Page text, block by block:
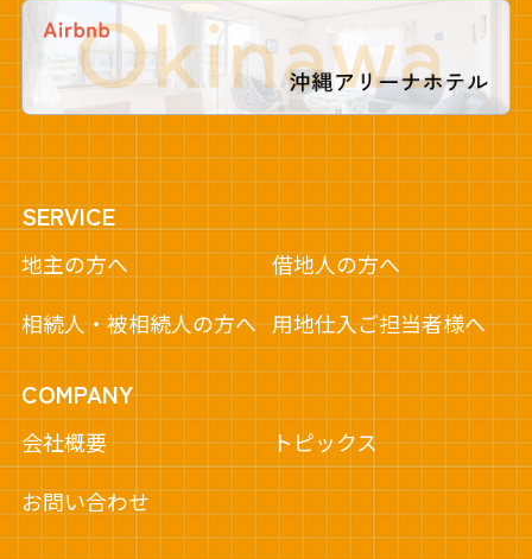
SERVICE
地主の方へ
借地人の方へ
相続人・被相続人の方へ 用地仕入ご担当者様へ
COMPANY
会社概要
トピックス
お問い合わせ